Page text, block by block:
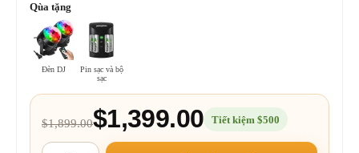
Qùa tặng
Đèn DJ
Pin sạc và bộ
sạc
$1,899.00$1,399.00 Tiết kiệm $500